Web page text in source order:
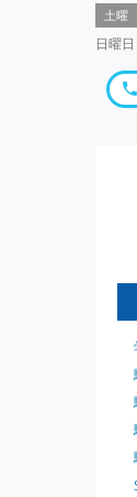
土曜
日曜